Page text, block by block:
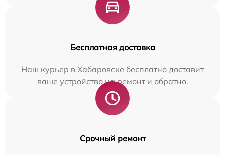
Бесплатная доставка
Наш курьер в Хабаровске бесплатно доставит
ваше устройство на ремонт и обратно.
Срочный ремонт